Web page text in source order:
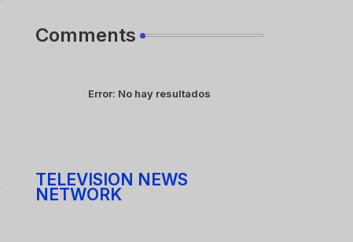
Comments
Error: No hay resultados
TELEVISION NEWS
NETWORK